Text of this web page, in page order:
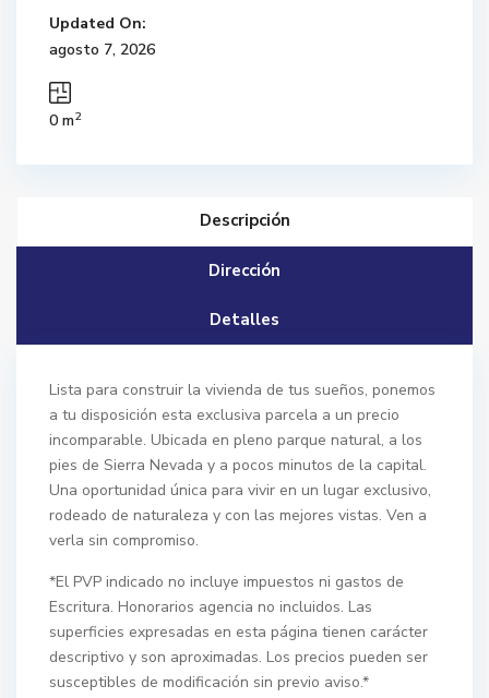
Updated On:
agosto 7, 2026
0 m2
Descripción
Dirección
Detalles
Lista para construir la vivienda de tus sueños, ponemos
a tu disposición esta exclusiva parcela a un precio
incomparable. Ubicada en pleno parque natural, a los
pies de Sierra Nevada y a pocos minutos de la capital.
Una oportunidad única para vivir en un lugar exclusivo,
rodeado de naturaleza y con las mejores vistas. Ven a
verla sin compromiso.
*El PVP indicado no incluye impuestos ni gastos de
Escritura. Honorarios agencia no incluidos. Las
superficies expresadas en esta página tienen carácter
descriptivo y son aproximadas. Los precios pueden ser
susceptibles de modificación sin previo aviso.*